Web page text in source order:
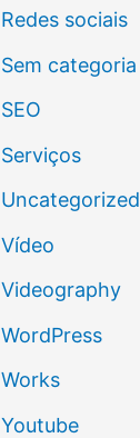
Redes sociais
Sem categoria
SEO
Serviços
Uncategorized
Vídeo
Videography
WordPress
Works
Youtube